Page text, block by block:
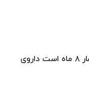
هشدار کانون هموفیلی ایران: ۴ هزار بیمار ۸ ماه است داروی